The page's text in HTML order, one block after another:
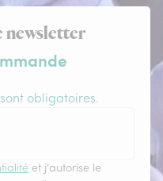
newsletter
obligatoires.
et j'autorise le